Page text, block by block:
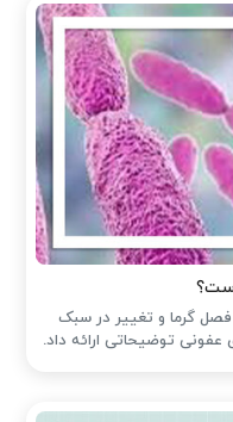
گرما و تغییر در سبک
توضیحاتی ارائه داد.